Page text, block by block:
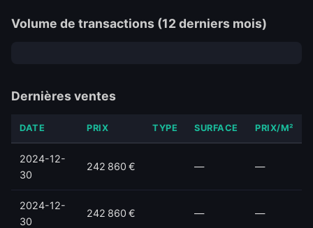
Volume de transactions (12 derniers mois)
Dernières ventes
DATE PRIX TYPE SURFACE PRIX/M²
2024-12-
30
242 860 € — —
2024-12-
30
242 860 € — —